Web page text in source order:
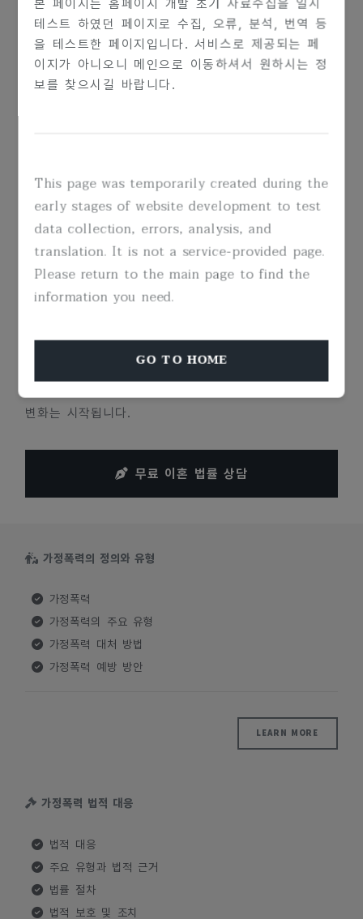
본 페이지는 홈페이지 개발 초기 자료수집을 일시
테스트 하였던 페이지로 수집, 오류, 분석, 번역 등
을 테스트한 페이지입니다. 서비스로 제공되는 페
이지가 아니오니 메인으로 이동하셔서 원하시는 정
보를 찾으시길 바랍니다.
This page was temporarily created during the
early stages of website development to test
data collection, errors, analysis, and
translation. It is not a service-provided page.
Please return to the main page to find the
information you need.
GO TO HOME
며, 이는 법으로 바로잡아야 할 중요한 문제로 피해자의
존엄성과 권리 및 안전을 회복하기 위한 꼭 필요한 과정
입니다. 저희는 가정폭력으로 어려움을 겪는 분들이 더
이상 혼자 고민하지 않도록 무료 법률 상담 서비스를 제
공합니다.
실질적이고 신뢰할 수 있는 해결책을 제시하고 있으며,
지금 바로 상담을 통해 스스로를 지키고, 상처를 회복할
변화는 시작됩니다.
무료 이혼 법률 상담
가정폭력의 정의와 유형
가정폭력
가정폭력의 주요 유형
가정폭력 대처 방법
가정폭력 예방 방안
LEARN MORE
가정폭력 법적 대응
법적 대응
주요 유형과 법적 근거
법률 절차
법적 보호 및 조치